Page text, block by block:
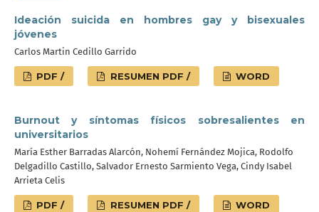
Ideación suicida en hombres gay y bisexuales
jóvenes
Carlos Martin Cedillo Garrido
PDF / RESUMEN PDF / WORD
Burnout y síntomas físicos sobresalientes en
universitarios
María Esther Barradas Alarcón, Nohemí Fernández Mojica, Rodolfo
Delgadillo Castillo, Salvador Ernesto Sarmiento Vega, Cindy Isabel
Arrieta Celis
PDF / RESUMEN PDF / WORD